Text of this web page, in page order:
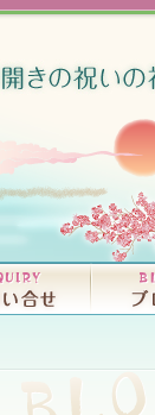
コンサ